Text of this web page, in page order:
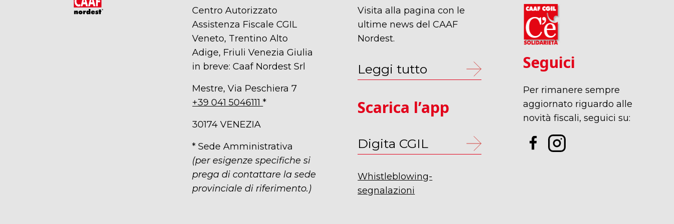
Centro Autorizzato
Assistenza Fiscale CGIL
Veneto, Trentino Alto
Adige, Friuli Venezia Giulia
in breve: Caaf Nordest Srl
Mestre, Via Peschiera 7
+39 041 5046111*
30174 VENEZIA
* Sede Amministrativa
(per esigenze specifiche si
prega di contattare la sede
provinciale di riferimento.)
Visita alla pagina con le
ultime news del CAAF
Nordest.
Leggi tutto
Scarica l’app
Digita CGIL
Whistleblowing-
segnalazioni
Seguici
Per rimanere sempre
aggiornato riguardo alle
novità fiscali, seguici su: